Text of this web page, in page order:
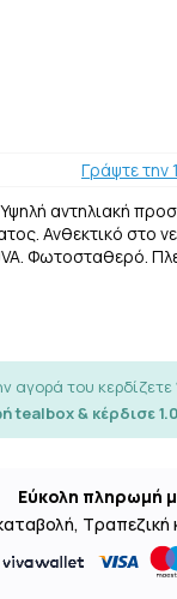
Γράψτε την
αντηλιακή
Ανθεκτικό στο
Φωτοσταθερό.
αγορά του κερδίζετε
tealbox & κέρδισε
Εύκολη πληρωμή